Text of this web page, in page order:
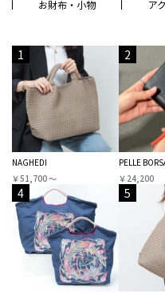
お財布・小物
ア
1
NAGHEDI
￥51,700 〜
2
PELLE
￥24,200
4 5